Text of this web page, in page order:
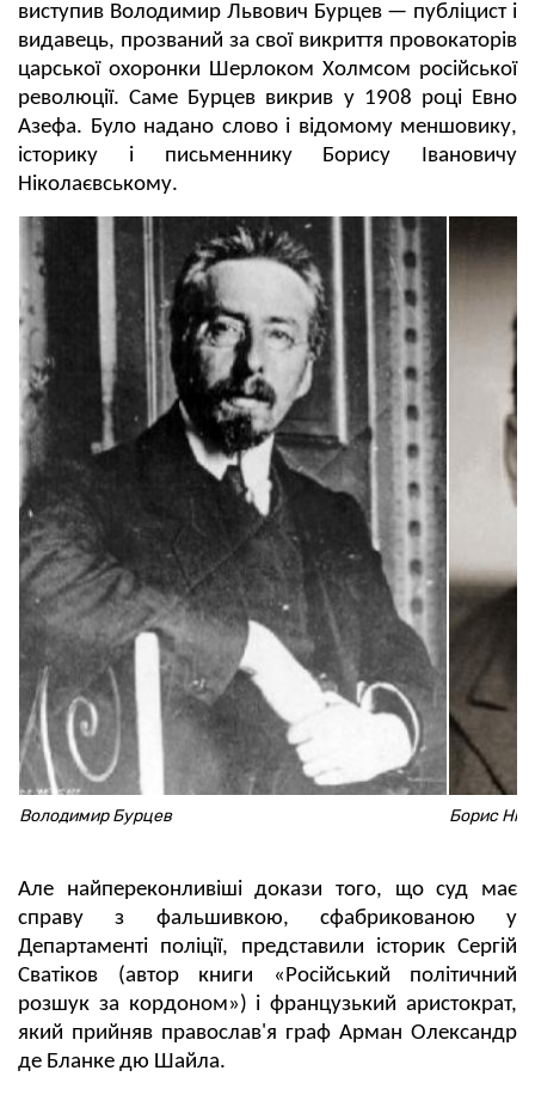
виступив Володимир Львович Бурцев — публіцист і
видавець, прозваний за свої викриття провокаторів
царської охоронки Шерлоком Холмсом російської
революції. Саме Бурцев викрив у 1908 році Евно
Азефа. Було надано слово і відомому меншовику,
історику і письменнику Борису Івановичу
Ніколаєвському.
Володимир Бурцев Борис
Але найпереконливіші докази того, що суд має
справу з фальшивкою, сфабрикованою у
Департаменті поліції, представили історик Сергій
Сватіков (автор книги «Російський політичний
розшук за кордоном») і французький аристократ,
який прийняв православ'я граф Арман Олександр
де Бланке дю Шайла.